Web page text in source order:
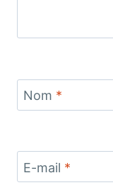
Nom *
E-mail *